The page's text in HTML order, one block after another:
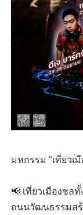
มหกรรม “เที่ยว
📢 เที่ยวเมืองชล
ถนนวัฒนธรรมส